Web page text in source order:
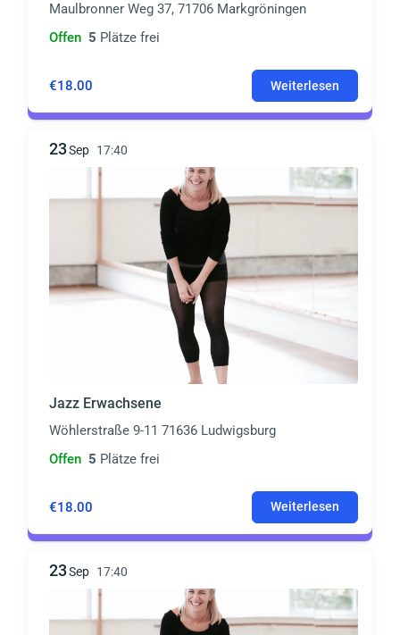
Maulbronner Weg 37, 71706 Markgröningen
Offen 5 Plätze frei
€18.00 Weiterlesen
23Sep 17:40
Jazz Erwachsene
Wöhlerstraße 9-11 71636 Ludwigsburg
Offen 5 Plätze frei
€18.00 Weiterlesen
23Sep 17:40